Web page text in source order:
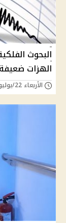
البحوث
الهزات
الأربعاء 22/يوليو/2026 - 10:37 م